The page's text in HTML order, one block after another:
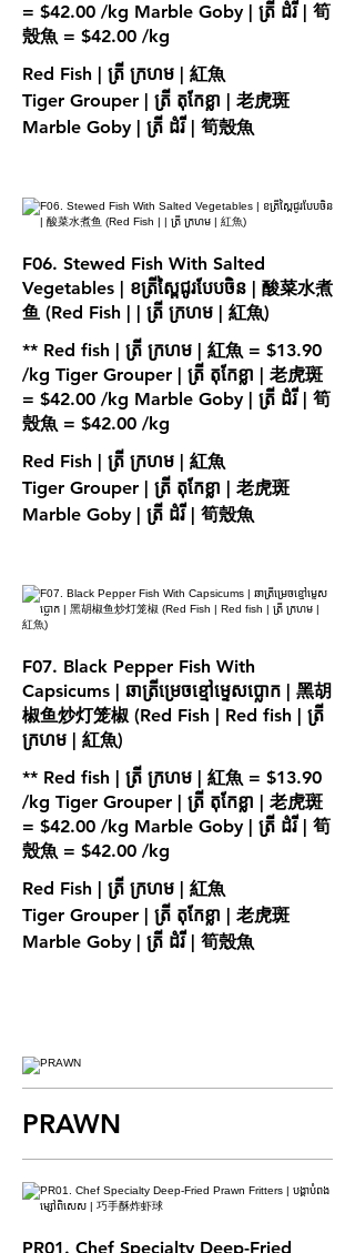
= $42.00 /kg Marble Goby | ត្រី ដំរី | 筍
Red Fish | ត្រី ក្រហម | 紅魚
Tiger Grouper | ត្រី តុកែខ្លា | 老虎斑
Marble Goby | ត្រី ដំរី | 筍殼魚
F06. Stewed Fish With Salted
Vegetables | ខត្រីស្ពៃជូរបែបចិន | 酸菜水煮
鱼 (Red Fish | | ត្រី ក្រហម | 紅魚)
** Red fish | ត្រី ក្រហម | 紅魚 = $13.90
/kg Tiger Grouper | ត្រី តុកែខ្លា | 老虎斑
= $42.00 /kg Marble Goby | ត្រី ដំរី | 筍
Red Fish | ត្រី ក្រហម | 紅魚
Tiger Grouper | ត្រី តុកែខ្លា | 老虎斑
Marble Goby | ត្រី ដំរី | 筍殼魚
F07. Black Pepper Fish With
Capsicums | ឆាត្រីម្រេចខ្មៅម្ទេសប្លោក | 黑胡
椒鱼炒灯笼椒 (Red Fish | Red fish | ត្រី
ក្រហម | 紅魚)
** Red fish | ត្រី ក្រហម | 紅魚 = $13.90
/kg Tiger Grouper | ត្រី តុកែខ្លា | 老虎斑
= $42.00 /kg Marble Goby | ត្រី ដំរី | 筍
Red Fish | ត្រី ក្រហម | 紅魚
Tiger Grouper | ត្រី តុកែខ្លា | 老虎斑
Marble Goby | ត្រី ដំរី | 筍殼魚
PRAWN
PR01. Chef Specialty Deep-Fried